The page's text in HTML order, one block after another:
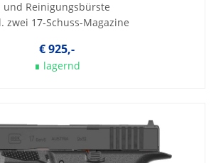
und Reinigungsbürste
zwei 17-Schuss-Magazine
€ 925,-
∎ lagernd